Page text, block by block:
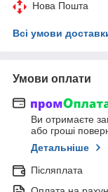
Нова Пошта
Всі умови
Умови оплати
Ви отримаєте
або гроші
Детальніше
Післяплата